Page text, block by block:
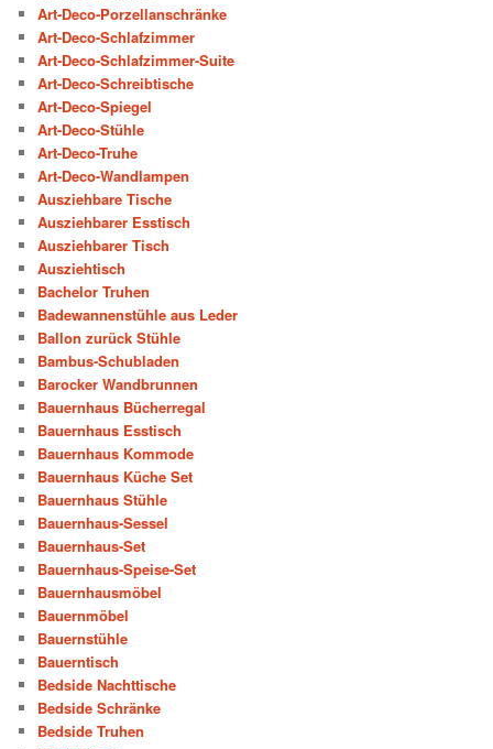
Art-Deco-Porzellanschränke
Art-Deco-Schlafzimmer
Art-Deco-Schlafzimmer-Suite
Art-Deco-Schreibtische
Art-Deco-Spiegel
Art-Deco-Stühle
Art-Deco-Truhe
Art-Deco-Wandlampen
Ausziehbare Tische
Ausziehbarer Esstisch
Ausziehbarer Tisch
Ausziehtisch
Bachelor Truhen
Badewannenstühle aus Leder
Ballon zurück Stühle
Bambus-Schubladen
Barocker Wandbrunnen
Bauernhaus Bücherregal
Bauernhaus Esstisch
Bauernhaus Kommode
Bauernhaus Küche Set
Bauernhaus Stühle
Bauernhaus-Sessel
Bauernhaus-Set
Bauernhaus-Speise-Set
Bauernhausmöbel
Bauernmöbel
Bauernstühle
Bauerntisch
Bedside Nachttische
Bedside Schränke
Bedside Truhen